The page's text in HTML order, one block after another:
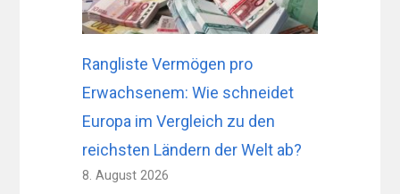
Rangliste Vermögen pro
Erwachsenem: Wie schneidet
Europa im Vergleich zu den
reichsten Ländern der Welt ab?
8. August 2026